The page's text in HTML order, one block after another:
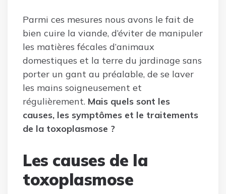
Parmi ces mesures nous avons le fait de
bien cuire la viande, d’éviter de manipuler
les matières fécales d’animaux
domestiques et la terre du jardinage sans
porter un gant au préalable, de se laver
les mains soigneusement et
régulièrement. Mais quels sont les
causes, les symptômes et le traitements
de la toxoplasmose ?
Les causes de la
toxoplasmose